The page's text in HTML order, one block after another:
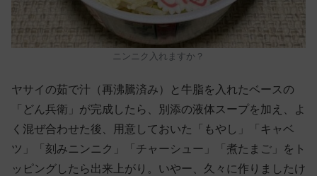
ニンニク入れますか？
ヤサイの茹で汁（再沸騰済み）と牛脂を入れたベースの
「どん兵衛」が完成したら、別添の液体スープを加え、よ
く混ぜ合わせた後、用意しておいた「もやし」「キャベ
ツ」「刻みニンニク」「チャーシュー」「煮たまご」をト
ッピングしたら出来上がり。いやー、久々に作りましたけ